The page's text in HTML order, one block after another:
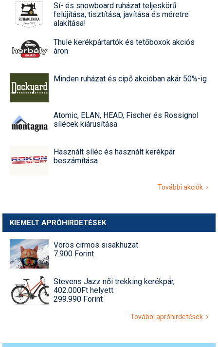
Sí- és snowboard ruházat teljeskörű
felújítása, tisztítása, javítása és méretre
alakítása!
Thule kerékpártartók és tetőboxok akciós
áron
Minden ruházat és cipő akcióban akár 50%-ig
Atomic, ELAN, HEAD, Fischer és Rossignol
sílécek kiárusítása
Használt síléc és használt kerékpár
beszámítása
További akciók
KIEMELT APRÓHIRDETÉSEK
Vörös cirmos sisakhuzat
7.900 Forint
Stevens Jazz női trekking kerékpár,
402.000Ft helyett
299.990 Forint
További apróhirdetések